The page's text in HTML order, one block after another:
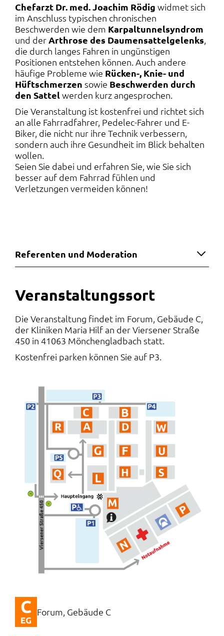
Chefarzt Dr. med. Joachim Rödig widmet sich
im Anschluss typischen chronischen
Beschwerden wie dem Karpaltunnelsyndrom
und derArthrose des Daumensattelgelenks,
die durch langes Fahren in ungünstigen
Positionen entstehen können. Auch andere
häufige Probleme wie Rücken-, Knie- und
Hüftschmerzen sowie Beschwerden durch
den Sattelwerden kurz angesprochen.
Die Veranstaltung ist kostenfrei und richtet sich
an alle Fahrradfahrer, Pedelec-Fahrer und E-
Biker, die nicht nur ihre Technik verbessern,
sondern auch ihre Gesundheit im Blick behalten
wollen.
Seien Sie dabei und erfahren Sie, wie Sie sich
besser auf dem Fahrrad fühlen und
Verletzungen vermeiden können!
Referenten und Moderation
Veranstaltungssort
Die Veranstaltung findet im Forum, Gebäude C,
der Kliniken Maria Hilf an der Viersener Straße
450 in 41063 Mönchengladbach statt.
Kostenfrei parken können Sie auf P3.
Forum, Gebäude C